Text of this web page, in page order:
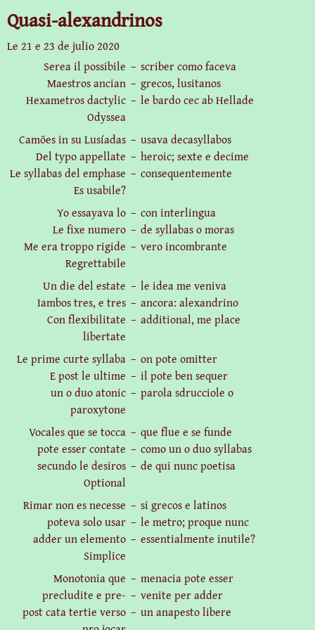
Quasi-alexandrinos
Le 21 e 23 de julio 2020
Serea il possibile – scriber como faceva
Maestros ancian – grecos, lusitanos
Hexametros dactylic – le bardo cec ab Hellade
Odyssea
Camões in su Lusíadas – usava decasyllabos
Del typo appellate – heroic; sexte e decime
Le syllabas del emphase – consequentemente
Es usabile?
Yo essayava lo – con interlingua
Le fixe numero – de syllabas o moras
Me era troppo rigide – vero incombrante
Regrettabile
Un die del estate – le idea me veniva
Iambos tres, e tres – ancora: alexandrino
Con flexibilitate – additional, me place
libertate
Le prime curte syllaba – on pote omitter
E post le ultime – il pote ben sequer
un o duo atonic – parola sdrucciole o
paroxytone
Vocales que se tocca – que flue e se funde
pote esser contate – como un o duo syllabas
secundo le desiros – de qui nunc poetisa
Optional
Rimar non es necesse – si grecos e latinos
poteva solo usar – le metro; proque nunc
adder un elemento – essentialmente inutile?
Simplice
Monotonia que – menacia pote esser
precludite e pre- – venite per adder
post cata tertie verso – un anapesto libere